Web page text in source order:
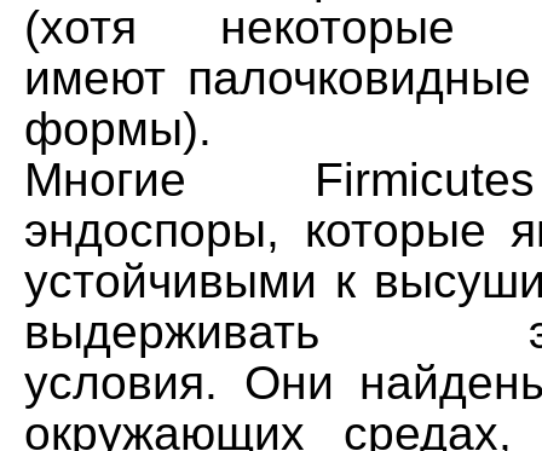
(хотя некоторые
имеют
формы).
Многие
эндоспоры, которые
устойчивыми к
выдерживать
условия. Они
окружающих средах,